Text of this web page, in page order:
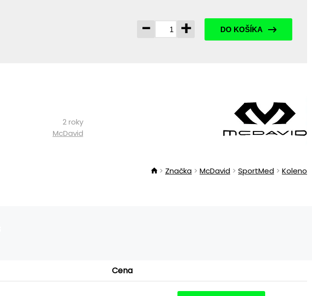
- + DO KOŠÍKA
2 roky
McDavid
Značka McDavid SportMed Koleno
Cena